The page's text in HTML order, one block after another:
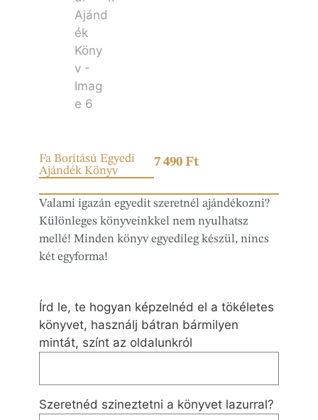
Fa Borítású Egyedi
Ajándék Könyv
7 490 Ft
Valami igazán egyedit szeretnél ajándékozni?
Különleges könyveinkkel nem nyulhatsz
mellé! Minden könyv egyedileg készül, nincs
két egyforma!
Írd le, te hogyan képzelnéd el a tökéletes
könyvet, használj bátran bármilyen
mintát, színt az oldalunkról
Szeretnéd szineztetni a könyvet lazurral?